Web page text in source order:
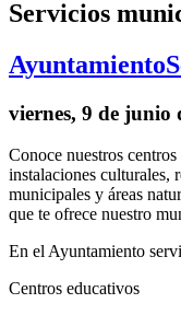
Servicios
Ayuntamiento
viernes, 9 de junio
Conoce nuestros
instalaciones culturales,
municipales y áreas
que te ofrece nuestro
En el Ayuntamiento
Centros educativos